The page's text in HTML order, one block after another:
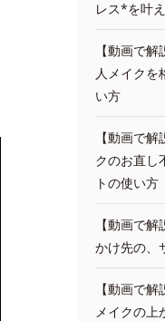
レス*を叶
【動画で
人メイクを
い方
【動画で
クのお直し
トの使い方
【動画で
かけ先の、
【動画で
メイクの上